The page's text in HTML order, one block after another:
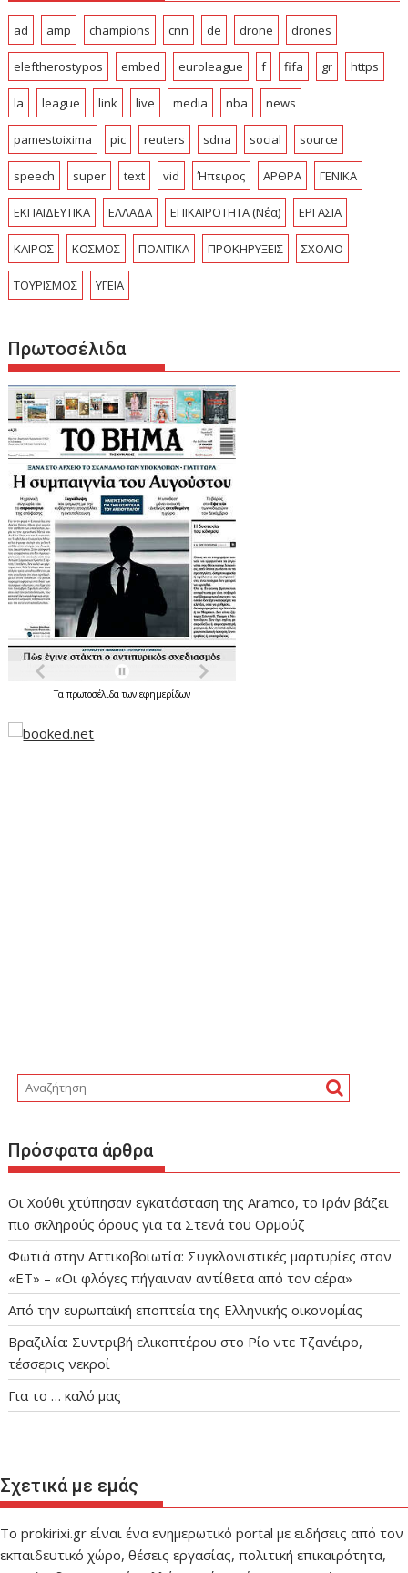
ad amp champions cnn de drone drones
eleftherostypos embed euroleague f fifa gr https
la league link live media nba news
pamestoixima pic reuters sdna social source
speech super text vid Ήπειρος ΑΡΘΡΑ ΓΕΝΙΚΑ
ΕΚΠΑΙΔΕΥΤΙΚΑ ΕΛΛΑΔΑ ΕΠΙΚΑΙΡΟΤΗΤΑ (Νέα) ΕΡΓΑΣΙΑ
ΚΑΙΡΟΣ ΚΟΣΜΟΣ ΠΟΛΙΤΙΚΑ ΠΡΟΚΗΡΥΞΕΙΣ ΣΧΟΛΙΟ
ΤΟΥΡΙΣΜΟΣ ΥΓΕΙΑ
Πρωτοσέλιδα
Ταπρωτοσέλιδατωνεφημερίδων
Πρόσφατα άρθρα
Οι Χούθι χτύπησαν εγκατάσταση της Aramco, το Ιράν βάζει
πιο σκληρούς όρους για τα Στενά του Ορμούζ
Φωτιά στην Αττικοβοιωτία: Συγκλονιστικές μαρτυρίες στον
«ΕΤ» – «Οι φλόγες πήγαιναν αντίθετα από τον αέρα»
Από την ευρωπαϊκή εποπτεία της Ελληνικής οικονομίας
Βραζιλία: Συντριβή ελικοπτέρου στο Ρίο ντε Τζανέιρο,
τέσσερις νεκροί
Για το … καλό μας
Σχετικά με εμάς
Το prokirixi.gr είναι ένα ενημερωτικό portal με ειδήσεις από τον
εκπαιδευτικό χώρο, θέσεις εργασίας, πολιτική επικαιρότητα,